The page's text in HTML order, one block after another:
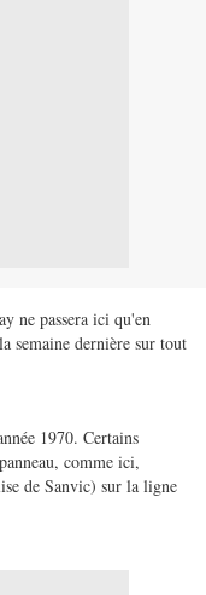
ne passera ici qu'en
semaine dernière sur tout
1970. Certains
comme ici,
de Sanvic) sur la ligne